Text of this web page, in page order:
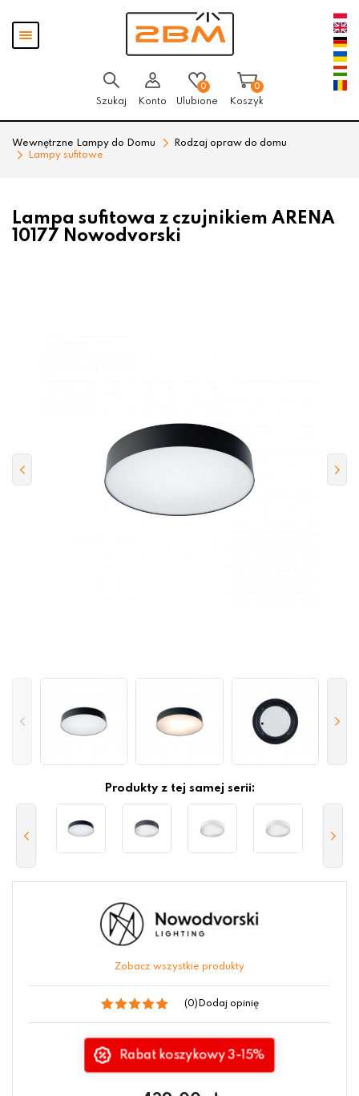
Pokaż
menu
Szukaj Konto
0
Ulubione
0
Koszyk
Wewnętrzne Lampy do Domu
Rodzaj opraw do domu
Lampy sufitowe
Lampa sufitowa z czujnikiem ARENA
10177 Nowodvorski
Produkty z tej samej serii:
Zobacz wszystkie produkty
(0) Dodaj opinię
Rabat koszykowy 3-15%